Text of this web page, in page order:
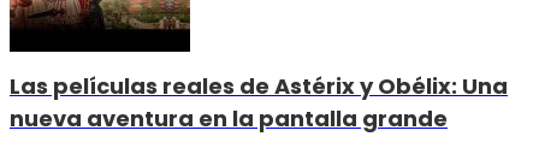
Las películas reales de Astérix y Obélix: Una
nueva aventura en la pantalla grande